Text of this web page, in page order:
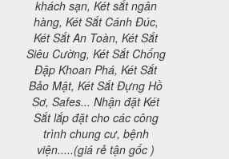
khách sạn, Két sắt ngân
hàng, Két Sắt Cánh Đúc,
Két Sắt An Toàn, Két Sắt
Siêu Cường, Két Sắt Chống
Đập Khoan Phá, Két Sắt
Bảo Mật, Két Sắt Đựng Hồ
Sơ, Safes... Nhận đặt Két
Sắt lắp đặt cho các công
trình chung cư, bệnh
viện.....(giá rẻ tận gốc )